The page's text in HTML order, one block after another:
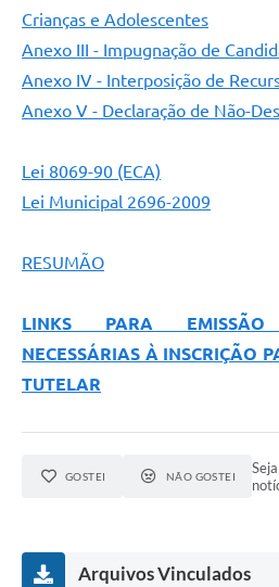
Crianças e Adolescentes
Anexo III - Impugnação de
Anexo IV - Interposição de
Anexo V - Declaração de Não-
Lei 8069-90 (ECA)
Lei Municipal 2696-2009
RESUMÃO
LINKS PARA EMISSÃO
NECESSÁRIAS À INSCRIÇÃO
TUTELAR
GOSTEI NÃO GOSTEI
Arquivos Vinculados